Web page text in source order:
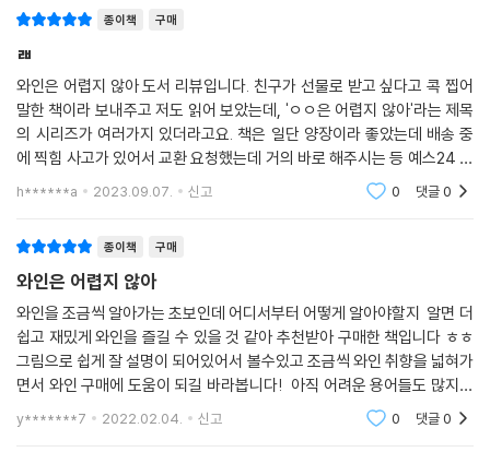
종이책 구매
ㄼ
와인은 어렵지 않아 도서 리뷰입니다. 친구가 선물로 받고 싶다고 콕 찝어
말한 책이라 보내주고 저도 읽어 보았는데, 'ㅇㅇ은 어렵지 않아'라는 제목
의 시리즈가 여러가지 있더라고요. 책은 일단 양장이라 좋았는데 배송 중
에 찍힘 사고가 있어서 교환 요청했는데 거의 바로 해주시는 등 예스24 서
비스 응대도 좋았고요. 그림과 함께 역사부터 다양한 종류, 맛과 향등이 어
h******a 2023.09.07. 신고 0 댓글0
종이책 구매
와인은 어렵지 않아
와인을 조금씩 알아가는 초보인데 어디서부터 어떻게 알아야할지 알면 더
쉽고 재밌게 와인을 즐길 수 있을 것 같아 추천받아 구매한 책입니다 ㅎㅎ
그림으로 쉽게 잘 설명이 되어있어서 볼수있고 조금씩 와인 취향을 넓혀가
면서 와인 구매에 도움이 되길 바라봅니다! 아직 어려운 용어들도 많지만
조금더 와인을 접하다보면 알기 쉽겠죠? ㅎㅎ 와인 입문자들에게 좋은 책
인 것 같
y*******7 2022.02.04. 신고 0 댓글0